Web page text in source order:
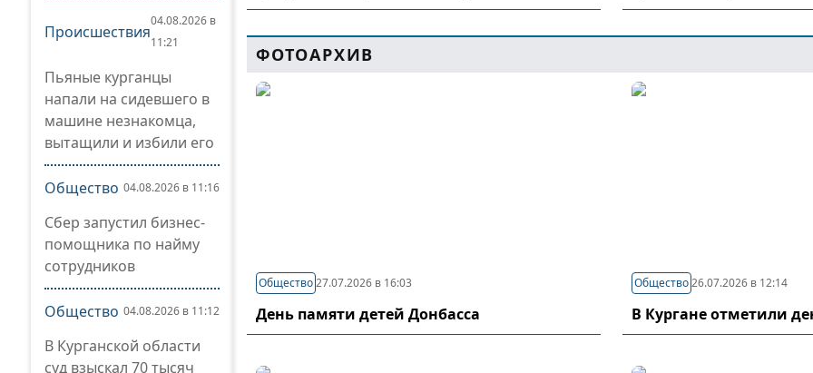
Происшествия
04.08.2026 в
11:21
Пьяные курганцы
напали на сидевшего в
машине незнакомца,
вытащили и избили его
Общество 04.08.2026 в 11:16
Сбер запустил бизнес-
помощника по найму
сотрудников
Общество 04.08.2026 в 11:12
В Курганской области
суд взыскал 70 тысяч
ФОТОАРХИВ
Общество27.07.2026 в 16:03
День памяти детей Донбасса
Общество 26.07.2026 в 12:14
В Кургане отметили